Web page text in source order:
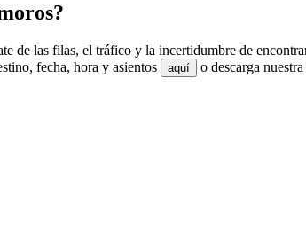
de las filas, el tráfico y la incertidumbre de
fecha, hora y asientos
aquí
o descarga